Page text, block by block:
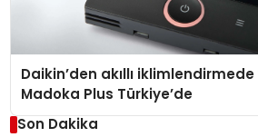
Daikin’den akıllı
Madoka Plus Türkiye’de
Son Dakika